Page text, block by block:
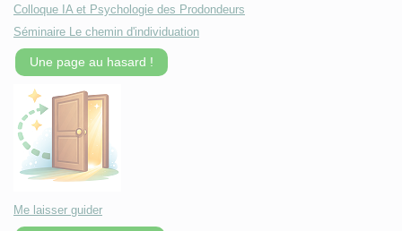
Colloque IA et Psychologie des Prodondeurs
Séminaire Le chemin d'individuation
Une page au hasard !
Me laisser guider